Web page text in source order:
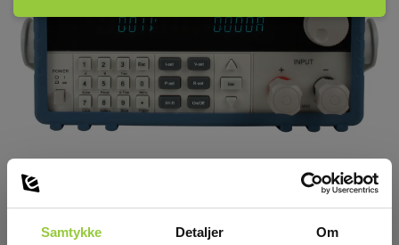
Samtykke Detaljer Om
Download en brochure med beskrivelse og alle tekniske data
Elma Instruments A/S leverer elektroniske belastninger i
området 150…5000W. Hvis ikke du finder en model her på siden,
der passer til din opgave - så ring og spørg os…